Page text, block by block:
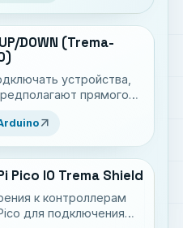
DOWN (Trema-
устройства,
прямого
при
или подтягивать
arrow_outward
Pico IO Trema Shield
к контроллерам
для подключения